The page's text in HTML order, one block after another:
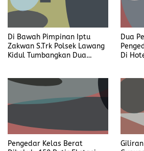
Di Bawah Pimpinan Iptu
Zakwan S.Trk Polsek Lawang
Kidul Tumbangkan Dua
Dua
Di
Pengedar Kelas Berat